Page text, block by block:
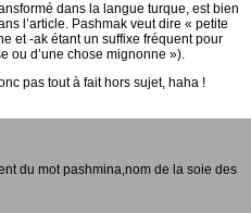
dans la langue turque, est bien
l’article. Pashmak veut dire « petite
et -ak étant un suffixe fréquent pour
ou d’une chose mignonne »).
pas tout à fait hors sujet, haha !
du mot pashmina,nom de la soie des